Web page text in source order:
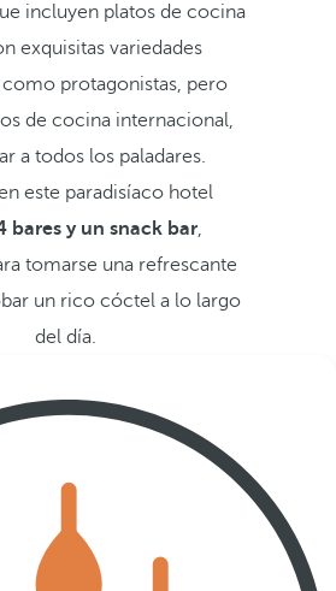
incluyen platos de cocina
exquisitas variedades
protagonistas, pero
de cocina internacional,
a todos los paladares.
este paradisíaco hotel
bares y un snack bar,
tomarse una refrescante
un rico cóctel a lo largo
del día.